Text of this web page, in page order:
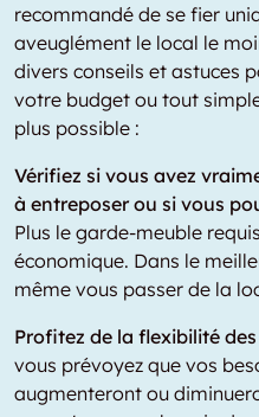
recommandé de se fier
aveuglément le local le
divers conseils et astuces
votre budget ou tout
plus possible :
Vérifiez si vous avez
à entreposer ou si vous
Plus le garde-meuble
économique. Dans le
même vous passer de la
Profitez de la flexibilité
vous prévoyez que vos
augmenteront ou